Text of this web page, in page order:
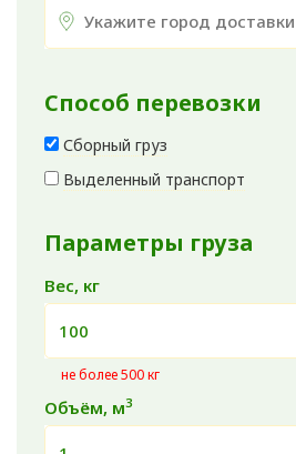
Способ перевозки
Сборный груз
Выделенный транспорт
Параметры груза
Вес, кг
не более 500 кг
Объём, м3